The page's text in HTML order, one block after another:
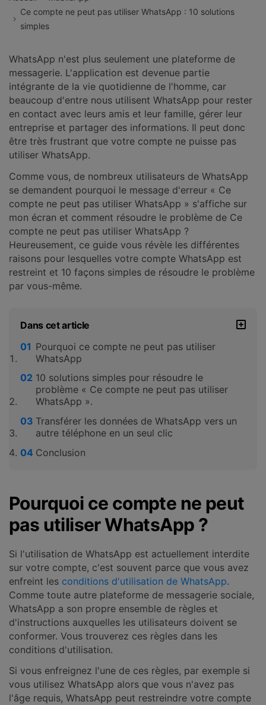
EXPLOREZ PLUS DE SUJETS
Plan Éducation
Ce compte ne peut pas utiliser WhatsApp : 10 solutions
simples
WhatsApp n'est plus seulement une plateforme de
messagerie. L'application est devenue partie
intégrante de la vie quotidienne de l'homme, car
beaucoup d'entre nous utilisent WhatsApp pour rester
en contact avec leurs amis et leur famille, gérer leur
entreprise et partager des informations. Il peut donc
être très frustrant que votre compte ne puisse pas
utiliser WhatsApp.
Comme vous, de nombreux utilisateurs de WhatsApp
se demandent pourquoi le message d'erreur « Ce
compte ne peut pas utiliser WhatsApp » s'affiche sur
mon écran et comment résoudre le problème de Ce
compte ne peut pas utiliser WhatsApp ?
Heureusement, ce guide vous révèle les différentes
raisons pour lesquelles votre compte WhatsApp est
restreint et 10 façons simples de résoudre le problème
par vous-même.
Dans cet article
Pourquoi ce compte ne peut pas utiliser
WhatsApp
10 solutions simples pour résoudre le
problème « Ce compte ne peut pas utiliser
WhatsApp ».
Transférer les données de WhatsApp vers un
autre téléphone en un seul clic
Conclusion
Pourquoi ce compte ne peut
pas utiliser WhatsApp ?
Si l'utilisation de WhatsApp est actuellement interdite
sur votre compte, c'est souvent parce que vous avez
enfreint les conditions d'utilisation de WhatsApp.
Comme toute autre plateforme de messagerie sociale,
WhatsApp a son propre ensemble de règles et
d'instructions auxquelles les utilisateurs doivent se
conformer. Vous trouverez ces règles dans les
conditions d'utilisation.
Si vous enfreignez l'une de ces règles, par exemple si
vous utilisez WhatsApp alors que vous n'avez pas
l'âge requis, WhatsApp peut restreindre votre compte